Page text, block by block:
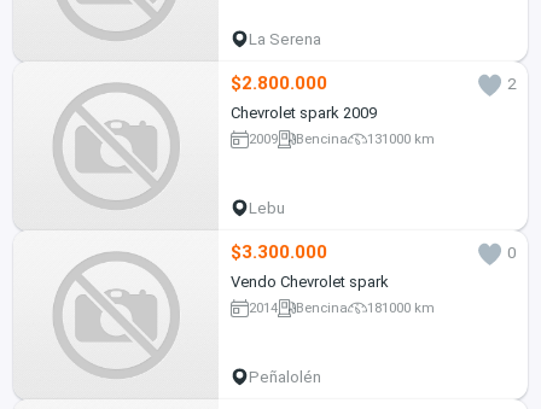
La Serena
$2.800.000
2
Chevrolet spark 2009
2009 Bencina 131000 km
Lebu
$3.300.000
0
Vendo Chevrolet spark
2014 Bencina 181000 km
Peñalolén